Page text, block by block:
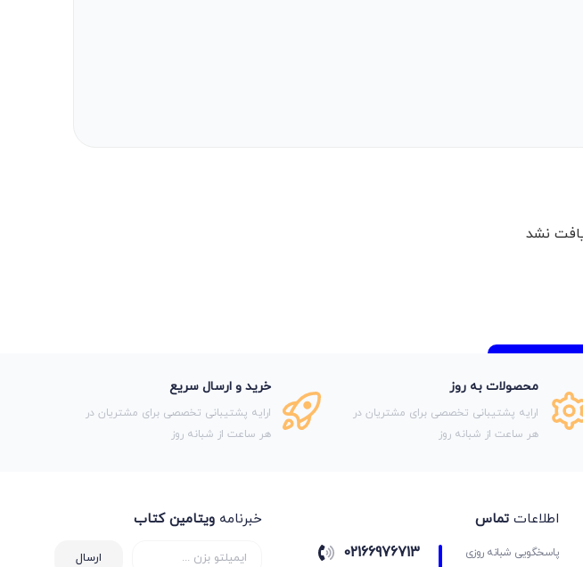
نشد
محصولات به روز
ارایه پشتیبانی تخصصی برای مشتریان در
هر ساعت از شبانه روز
خرید و ارسال سریع
ارایه پشتیبانی تخصصی برای مشتریان در
هر ساعت از شبانه روز
اطلاعات تماس
پاسخگویی شبانه روزی 02166976713
خبرنامهویتامین کتاب
ارسال